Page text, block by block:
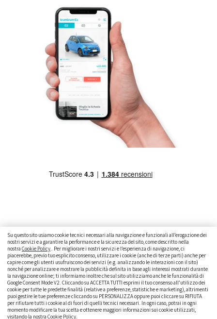
Su questo sito usiamo cookie tecnici necessari alla navigazione e funzionali all’erogazione dei
nostri servizi e a garantire la performance e la sicurezza del sito, come descritto nella
nostra Cookie Policy. Per migliorare i nostri servizi e l’esperienza di navigazione, ci
piacerebbe, previo tuo esplicito consenso, utilizzare i cookie (anche di terze parti) anche per
capire come gli utenti usufruiscono dei servizi (e.g. analizzando le interazioni con il sito)
nonché per analizzare e mostrare la pubblicità definita in base agli interessi mostrati durante
la navigazione online; ti informiamo inoltre che sul sito utilizziamo anche le funzionalità di
Google Consent Mode V2. Cliccando su ACCETTA TUTTI esprimi il tuo consenso all’utilizzo dei
cookie per tutte le predette finalità (relative a preferenze, statistiche e marketing), altrimenti
puoi gestire le tue preferenze cliccando su PERSONALIZZA oppure puoi cliccare su RIFIUTA
per rifiutare tutti i cookie al di fuori di quelli tecnici necessari. In ogni caso, potrai in ogni
momento modificare la tua scelta e ottenere maggiori informazioni sui cookie utilizzati,
visitando la nostra Cookie Policy.
CAMBIARE AUTO
GUIDA ALL’ACQUISTO
GUIDE PRATICHE
CURIOSITÀ
DATI ALLA MANO
DICE LA LEGGE
PARLIAMO DI NOI